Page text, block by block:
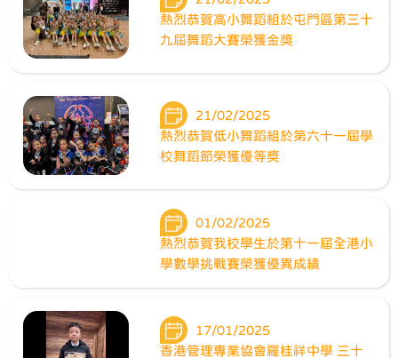
熱烈恭賀高小舞蹈組於屯門區第三十
九屆舞蹈大賽榮獲金獎
21/02/2025
熱烈恭賀低小舞蹈組於第六十一屆學
校舞蹈節榮獲優等獎
01/02/2025
熱烈恭賀我校學生於第十一屆全港小
學數學挑戰賽榮獲優異成績
17/01/2025
香港管理專業協會羅桂祥中學 三十